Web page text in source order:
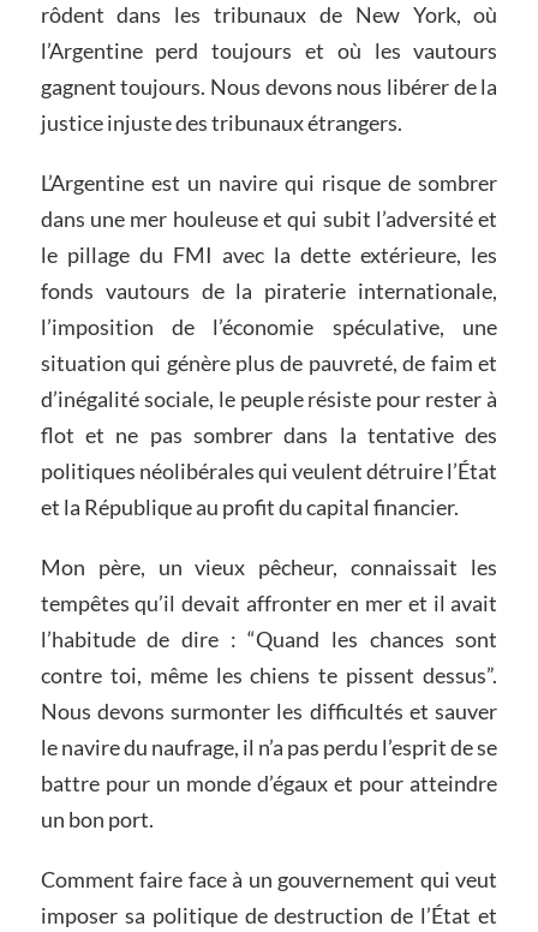
rôdent dans les tribunaux de New York, où
l’Argentine perd toujours et où les vautours
gagnent toujours. Nous devons nous libérer de la
justice injuste des tribunaux étrangers.
L’Argentine est un navire qui risque de sombrer
dans une mer houleuse et qui subit l’adversité et
le pillage du FMI avec la dette extérieure, les
fonds vautours de la piraterie internationale,
l’imposition de l’économie spéculative, une
situation qui génère plus de pauvreté, de faim et
d’inégalité sociale, le peuple résiste pour rester à
flot et ne pas sombrer dans la tentative des
politiques néolibérales qui veulent détruire l’État
et la République au profit du capital financier.
Mon père, un vieux pêcheur, connaissait les
tempêtes qu’il devait affronter en mer et il avait
l’habitude de dire : “Quand les chances sont
contre toi, même les chiens te pissent dessus”.
Nous devons surmonter les difficultés et sauver
le navire du naufrage, il n’a pas perdu l’esprit de se
battre pour un monde d’égaux et pour atteindre
un bon port.
Comment faire face à un gouvernement qui veut
imposer sa politique de destruction de l’État et